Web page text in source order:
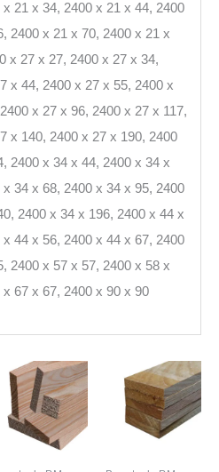
x 21 x 34, 2400 x 21 x 44, 2400
2400 x 21 x 70, 2400 x 21 x
x 27 x 27, 2400 x 27 x 34,
x 44, 2400 x 27 x 55, 2400 x
x 27 x 96, 2400 x 27 x 117,
x 140, 2400 x 27 x 190, 2400
2400 x 34 x 44, 2400 x 34 x
x 34 x 68, 2400 x 34 x 95, 2400
2400 x 34 x 196, 2400 x 44 x
x 44 x 56, 2400 x 44 x 67, 2400
2400 x 57 x 57, 2400 x 58 x
x 67 x 67, 2400 x 90 x 90